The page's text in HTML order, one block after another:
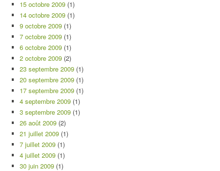
15 octobre 2009 (1)
14 octobre 2009 (1)
9 octobre 2009 (1)
7 octobre 2009 (1)
6 octobre 2009 (1)
2 octobre 2009 (2)
23 septembre 2009 (1)
20 septembre 2009 (1)
17 septembre 2009 (1)
4 septembre 2009 (1)
3 septembre 2009 (1)
26 août 2009 (2)
21 juillet 2009 (1)
7 juillet 2009 (1)
4 juillet 2009 (1)
30 juin 2009 (1)